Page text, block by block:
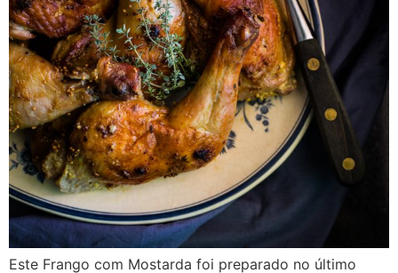
Este Frango com Mostarda foi preparado no último